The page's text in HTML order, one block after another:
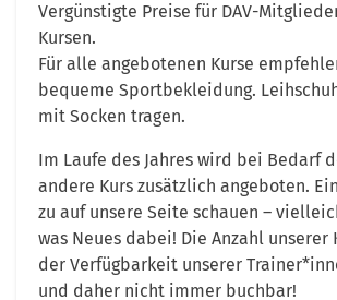
Vergünstigte Preise für DAV-
Kursen.
Für alle angebotenen Kurse
bequeme Sportbekleidung.
mit Socken tragen.
Im Laufe des Jahres wird bei Bedarf
andere Kurs zusätzlich angeboten.
zu auf unsere Seite schauen –
was Neues dabei! Die Anzahl unserer
der Verfügbarkeit unserer
und daher nicht immer buchbar!